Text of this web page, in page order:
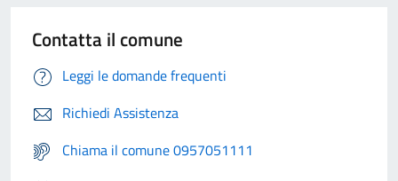
Contatta il comune
Leggi le domande frequenti
Richiedi Assistenza
Chiama il comune 0957051111